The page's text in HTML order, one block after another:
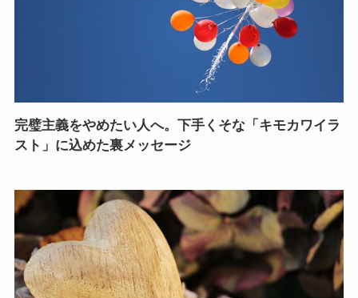
完璧主義をやめたい人へ。下手くそな「キモカワイラ
スト」に込めた裏メッセージ